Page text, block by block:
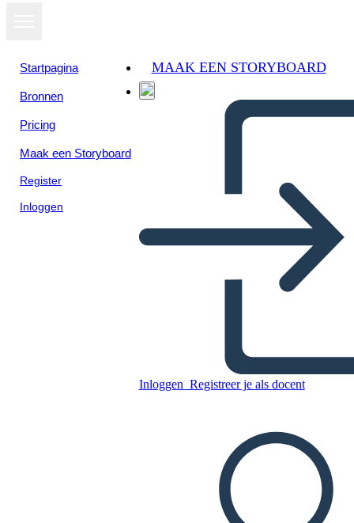
Startpagina
Bronnen
Pricing
Maak een Storyboard
Register
Inloggen
MAAK EEN STORYBOARD
Inloggen Registreer je als docent
MAAK EEN STORYBOARD
DIAVOORSTELLING AFSPELEN
LEES MIJ VOOR
Bekijk als
diavoorstelling